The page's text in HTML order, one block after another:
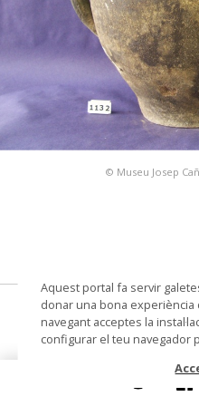
© Museu Josep
Materials i tècniques
Aquest portal fa servir
donar una bona experiència
navegant acceptes la
configurar el teu navegador